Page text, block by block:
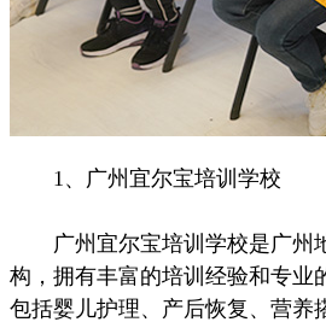
1、广州宜尔宝培训学校
广州宜尔宝培训学校是广州
构，拥有丰富的培训经验和专业
包括婴儿护理、产后恢复、营养